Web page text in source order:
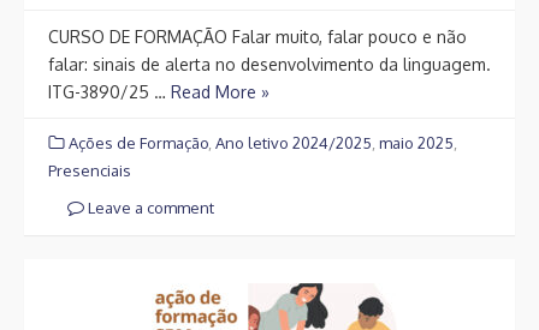
CURSO DE FORMAÇÃO Falar muito, falar pouco e não
falar: sinais de alerta no desenvolvimento da linguagem.
ITG-3890/25 … Read More »
Ações de Formação Ano letivo 2024/2025 maio 2025
Presenciais
Leave a comment